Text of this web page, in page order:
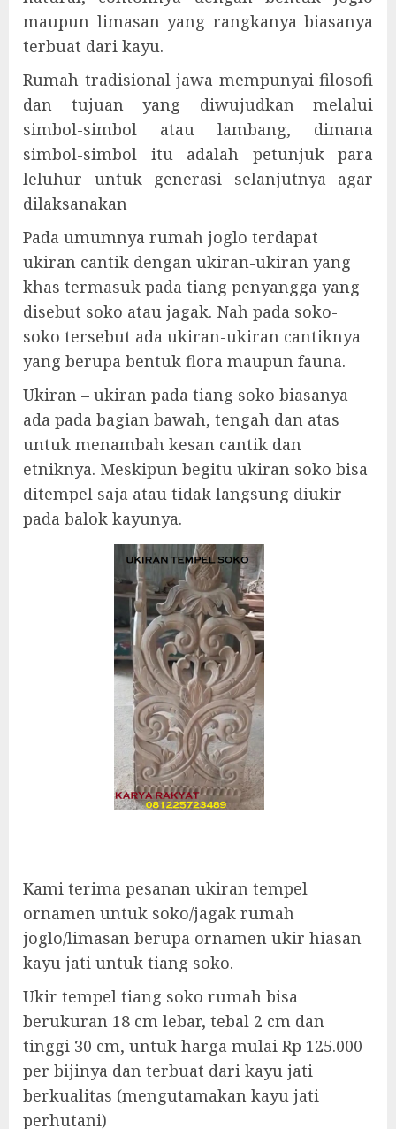
maupun limasan yang rangkanya biasanya
terbuat dari kayu.
Rumah tradisional jawa mempunyai filosofi
dan tujuan yang diwujudkan melalui
simbol-simbol atau lambang, dimana
simbol-simbol itu adalah petunjuk para
leluhur untuk generasi selanjutnya agar
dilaksanakan
Pada umumnya rumah joglo terdapat
ukiran cantik dengan ukiran-ukiran yang
khas termasuk pada tiang penyangga yang
disebut soko atau jagak. Nah pada soko-
soko tersebut ada ukiran-ukiran cantiknya
yang berupa bentuk flora maupun fauna.
Ukiran – ukiran pada tiang soko biasanya
ada pada bagian bawah, tengah dan atas
untuk menambah kesan cantik dan
etniknya. Meskipun begitu ukiran soko bisa
ditempel saja atau tidak langsung diukir
pada balok kayunya.
Kami terima pesanan ukiran tempel
ornamen untuk soko/jagak rumah
joglo/limasan berupa ornamen ukir hiasan
kayu jati untuk tiang soko.
Ukir tempel tiang soko rumah bisa
berukuran 18 cm lebar, tebal 2 cm dan
tinggi 30 cm, untuk harga mulai Rp 125.000
per bijinya dan terbuat dari kayu jati
berkualitas (mengutamakan kayu jati
perhutani)